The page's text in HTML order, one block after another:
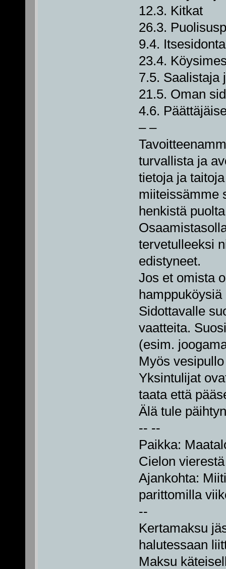
12.3. Kitkat
26.3.
9.4. Itsesidonta
23.4.
7.5. Saalistaja
21.5. Oman
4.6.
– –
turvallista ja
tietoja ja
miiteissämme
henkistä
tervetulleeksi
edistyneet.
Jos et omista
Sidottavalle
vaatteita.
(esim.
Myös
Yksintulijat
taata että
Älä tule
-- --
Paikka:
Cielon
Ajankohta:
parittomilla
--
Kertamaksu
halutessaan
Maksu